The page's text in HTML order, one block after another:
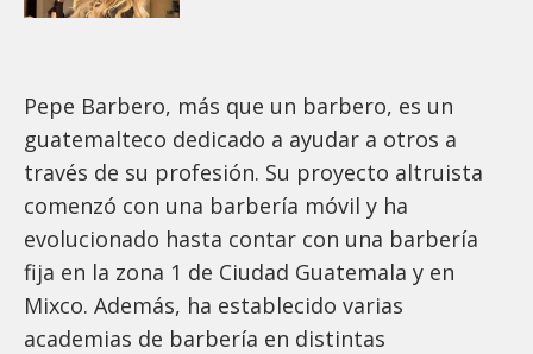
Pepe Barbero, más que un barbero, es un
guatemalteco dedicado a ayudar a otros a
través de su profesión. Su proyecto altruista
comenzó con una barbería móvil y ha
evolucionado hasta contar con una barbería
fija en la zona 1 de Ciudad Guatemala y en
Mixco. Además, ha establecido varias
academias de barbería en distintas